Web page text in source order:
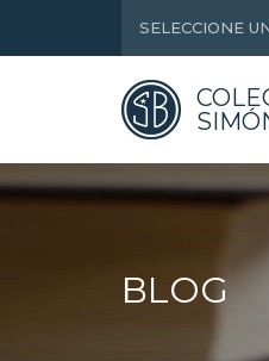
SELECCIONE
BLOG